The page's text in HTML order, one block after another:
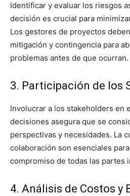
Identificar y evaluar los riesgos
decisión es crucial para
Los gestores de proyectos
mitigación y contingencia para
problemas antes de que ocurran.
3. Participación de los
Involucrar a los stakeholders en
decisiones asegura que se
perspectivas y necesidades. La
colaboración son esenciales
compromiso de todas las partes
4. Análisis de Costos y